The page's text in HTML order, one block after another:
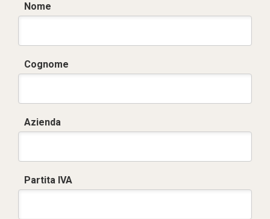
Nome
Cognome
Azienda
Partita IVA